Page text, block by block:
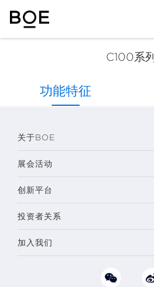
C100系列
功能特征
关于BOE
展会活动
创新平台
投资者关系
加入我们